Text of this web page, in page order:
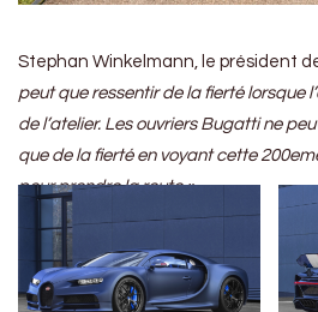
Stephan Winkelmann, le président
peut que ressentir de la fierté lorsque
de l’atelier. Les ouvriers Bugatti ne
que de la fierté en voyant cette
pour prendre la route ».